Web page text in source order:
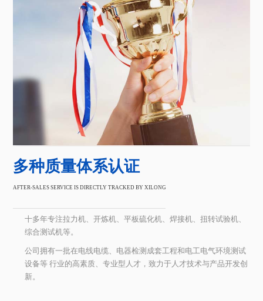
多种质量体系认证
AFTER-SALES SERVICE IS DIRECTLY TRACKED BY XILONG
十多年专注拉力机、开炼机、平板硫化机、焊接机、扭转试验机、
综合测试机等。
公司拥有一批在电线电缆、电器检测成套工程和电工电气环境测试
设备等 行业的高素质、专业型人才，致力于人才技术与产品开发创
新。